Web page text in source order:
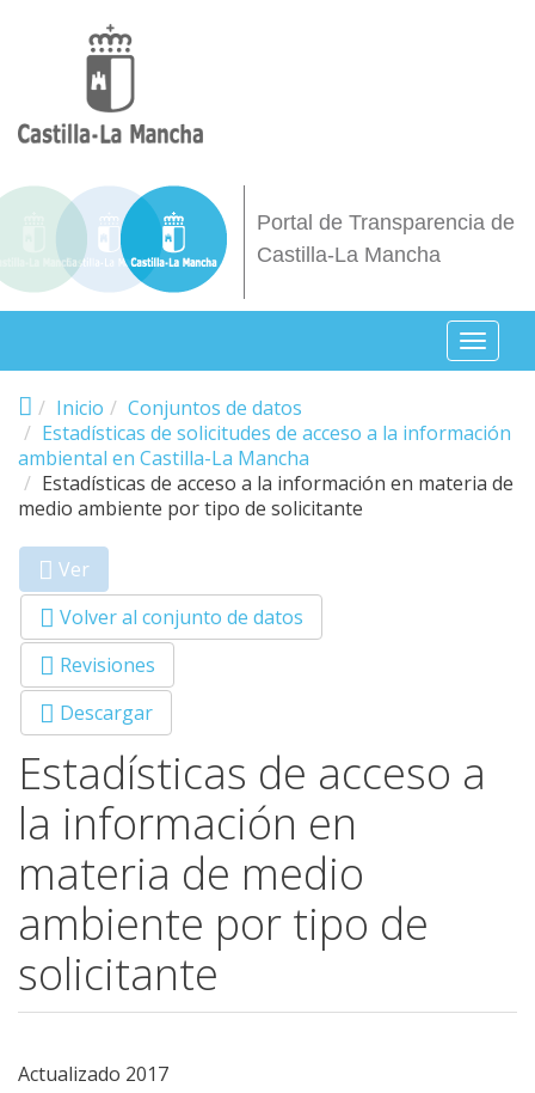
Portal de Transparencia de
Castilla-La Mancha
Toggle
Inicio
Conjuntos de datos
Estadísticas de solicitudes de acceso a la información
ambiental en Castilla-La Mancha
Estadísticas de acceso a la información en materia de
medio ambiente por tipo de solicitante
Primary tabs
Ver
activa)
Volver al conjunto de datos
Revisiones
Descargar
Estadísticas de acceso a
la información en
materia de medio
ambiente por tipo de
solicitante
Actualizado 2017